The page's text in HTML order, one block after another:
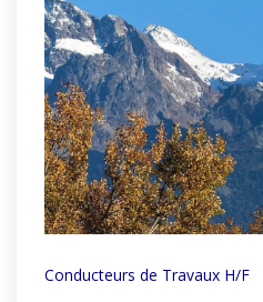
Conducteurs de Travaux H/F